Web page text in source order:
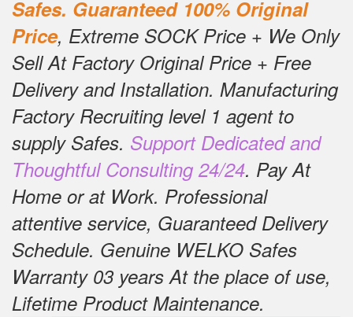
Safes. Guaranteed 100% Original
Price, Extreme SOCK Price + We Only
Sell At Factory Original Price + Free
Delivery and Installation. Manufacturing
Factory Recruiting level 1 agent to
supply Safes. Support Dedicated and
Thoughtful Consulting 24/24. Pay At
Home or at Work. Professional
attentive service, Guaranteed Delivery
Schedule. Genuine WELKO Safes
Warranty 03 years At the place of use,
Lifetime Product Maintenance.